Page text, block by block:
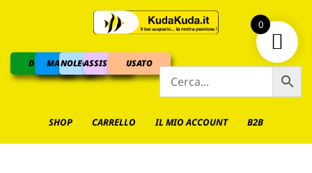
DOLCEMARINO
NOLEGGIOASSISTENZAUSATO
SHOP CARRELLO IL MIO ACCOUNT B2B
0